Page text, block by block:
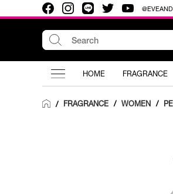
HOME FRAGRANCE
/ FRAGRANCE / WOMEN /